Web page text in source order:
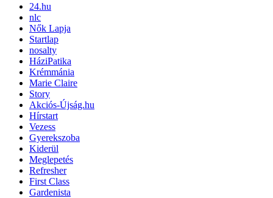
24.hu
nlc
Nők Lapja
Startlap
nosalty
HáziPatika
Krémmánia
Marie Claire
Story
Akciós-Újság.hu
Hírstart
Vezess
Gyerekszoba
Kiderül
Meglepetés
Refresher
First Class
Gardenista